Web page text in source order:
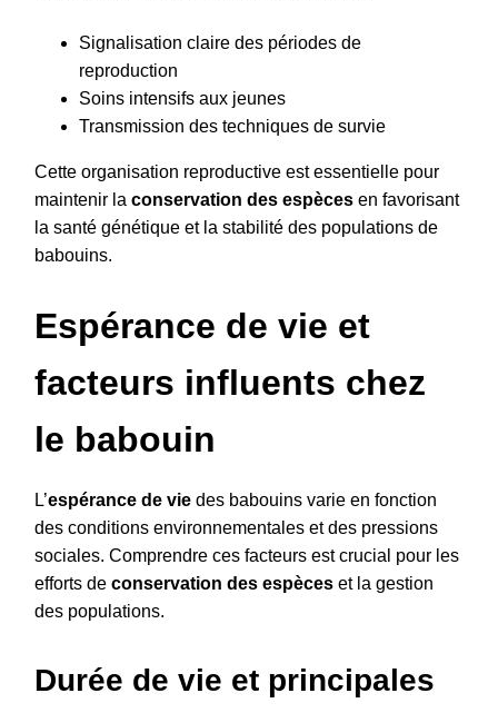
Signalisation claire des périodes de
reproduction
Soins intensifs aux jeunes
Transmission des techniques de survie
Cette organisation reproductive est essentielle pour
maintenir la conservation des espèces en favorisant
la santé génétique et la stabilité des populations de
babouins.
Espérance de vie et
facteurs influents chez
le babouin
L’espérance de vie des babouins varie en fonction
des conditions environnementales et des pressions
sociales. Comprendre ces facteurs est crucial pour les
efforts de conservation des espèces et la gestion
des populations.
Durée de vie et principales